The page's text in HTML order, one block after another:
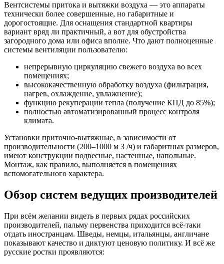
Вентсистемы притока и вытяжки воздуха — это аппараты
технически более совершенные, но габаритные и
дорогостоящие. Для оснащения стандартной квартиры
вариант вряд ли практичный, а вот для обустройства
загородного дома или офиса вполне. Что дают полноценные
системы вентиляции пользователю:
непрерывную циркуляцию свежего воздуха во всех
помещениях;
высококачественную обработку воздуха (фильтрация,
нагрев, охлаждение, увлажнение);
функцию рекуперации тепла (получение КПД до 85%);
полностью автоматизированный процесс контроля
климата.
Установки приточно-вытяжные, в зависимости от
производительности (200–1000 м 3 /ч) и габаритных размеров,
имеют конструкции подвесные, настенные, напольные.
Монтаж, как правило, выполняется в помещениях
вспомогательного характера.
Обзор систем ведущих производителей
При всём желании видеть в первых рядах российских
производителей, пальму первенства приходится всё-таки
отдать иностранцам. Шведы, немцы, итальянцы, англичане
показывают качество и диктуют ценовую политику. И всё же
русские ростки проявляются: